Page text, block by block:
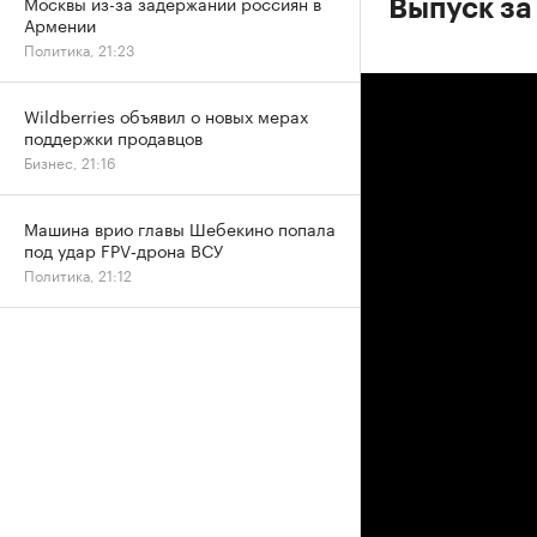
Выпуск
Армении
Политика, 21:23
Wildberries объявил о новых мерах
поддержки продавцов
Бизнес, 21:16
Машина врио главы Шебекино попала
под удар FPV‑дрона ВСУ
Политика, 21:12